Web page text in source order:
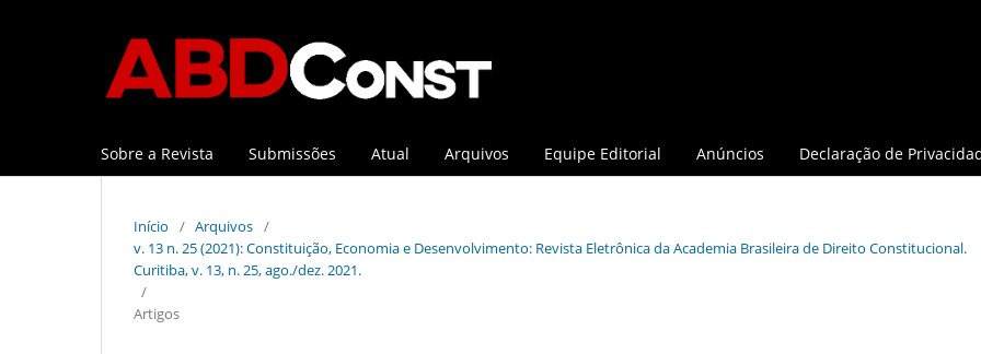
Sobre a Revista Submissões Atual Arquivos Equipe Editorial Anúncios Declaração de
Início / Arquivos /
v. 13 n. 25 (2021): Constituição, Economia e Desenvolvimento: Revista Eletrônica da Academia Brasileira de Direito Constitucional.
Curitiba, v. 13, n. 25, ago./dez. 2021.
/
Artigos